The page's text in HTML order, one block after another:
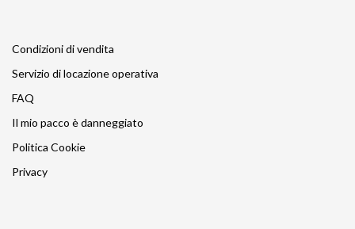
Condizioni di vendita
Servizio di locazione operativa
FAQ
Il mio pacco è danneggiato
Politica Cookie
Privacy